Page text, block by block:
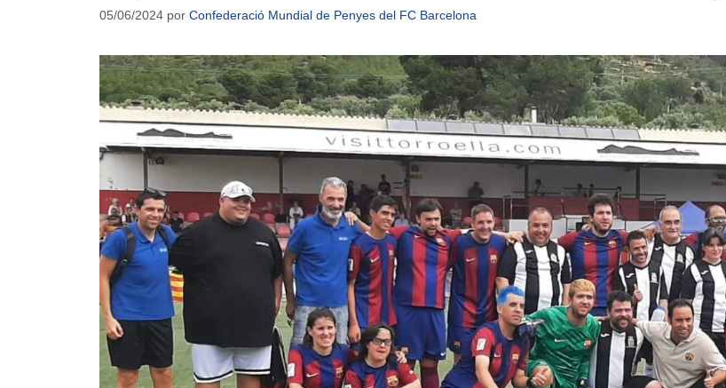
05/06/2024 por Confederació Mundial de Penyes del FC Barcelona